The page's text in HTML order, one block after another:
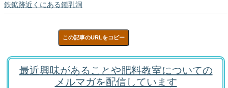
鉄鉱跡近くにある鍾乳洞
この記事のURLをコピー
最近興味があることや肥料教室についての
メルマガを配信しています